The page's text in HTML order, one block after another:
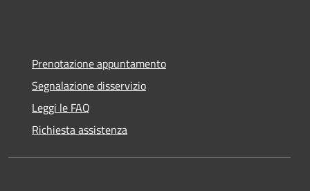
Prenotazione appuntamento
Segnalazione disservizio
Leggi le FAQ
Richiesta assistenza